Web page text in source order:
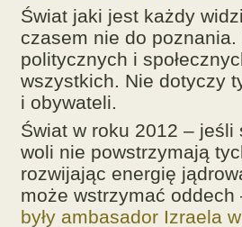
Świat jaki jest każdy
czasem nie do poznania.
politycznych i
wszystkich. Nie dotyczy
i obywateli.
Świat w roku 2012 –
woli nie powstrzymają
rozwijając energię
może wstrzymać oddech
były ambasador Izraela